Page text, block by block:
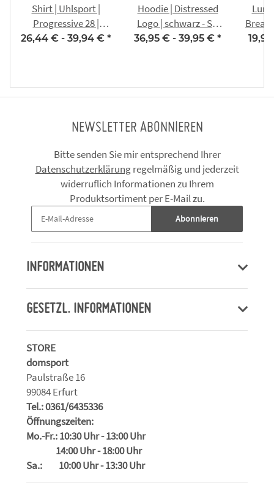
Shirt | Uhlsport |
Progressive 28 |
Kinder/Herren | rot |
26,44 € - 39,94 € *
Hoodie | Distressed
Logo | schwarz - SG
Merxleben 1921
36,95 € - 39,95 € *
Break
NEWSLETTER ABONNIEREN
Bitte senden Sie mir entsprechend Ihrer
Datenschutzerklärungregelmäßig und jederzeit
widerruflich Informationen zu Ihrem
Produktsortiment per E-Mail zu.
Abonnieren
INFORMATIONEN
GESETZL. INFORMATIONEN
STORE
domsport
Paulstraße 16
99084 Erfurt
Tel.: 0361/6435336
Öffnungszeiten:
Mo.-Fr.: 10:30 Uhr - 13:00 Uhr
14:00 Uhr - 18:00 Uhr
Sa.: 10:00 Uhr - 13:30 Uhr